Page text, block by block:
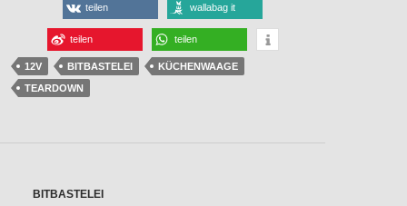
teilen wallabag it
teilen teilen
12V BITBASTELEI
KÜCHENWAAGE
TEARDOWN
BITBASTELEI